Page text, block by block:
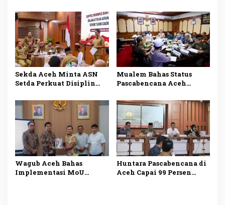
Daerah dan Penguatan
PAD
Polda Aceh
Sekda Aceh Minta ASN
Setda Perkuat Disiplin
Sukseskan Program
Pemerintah
Mualem Bahas Status
Pascabencana Aceh
Sebelum Ambil
Keputusan
Wagub Aceh Bahas
Implementasi MoU
Huntara Pascabencana di
Aceh Capai 99 Persen